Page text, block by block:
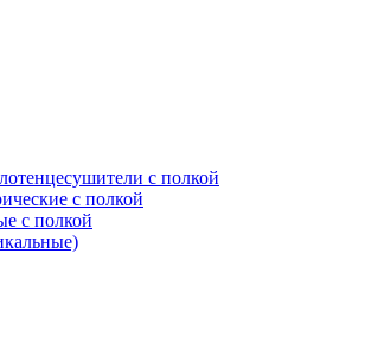
с полкой
с полкой
с полкой